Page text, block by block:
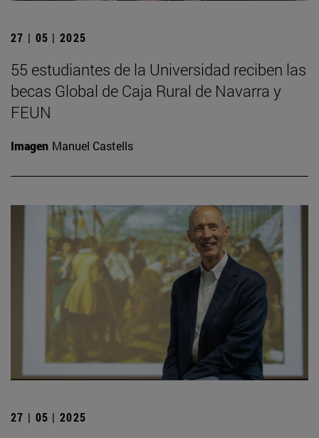
27 | 05 | 2025
55 estudiantes de la Universidad reciben las
becas Global de Caja Rural de Navarra y
FEUN
Imagen Manuel Castells
27 | 05 | 2025